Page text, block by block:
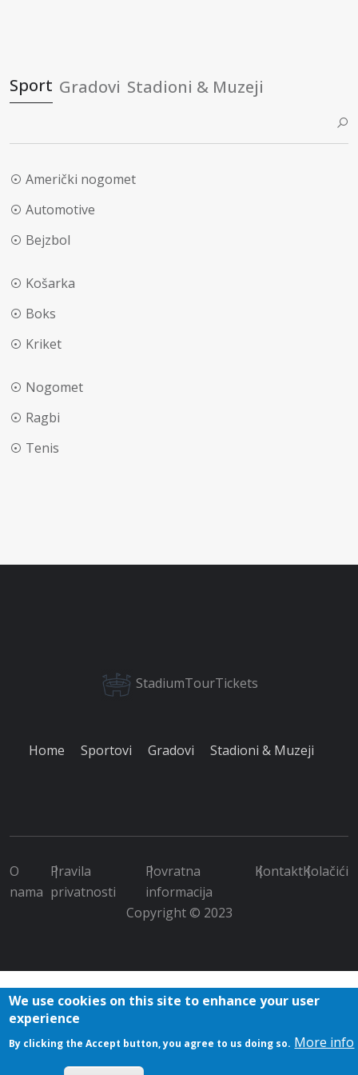
Sport Gradovi Stadioni & Muzeji
Američki nogomet
Automotive
Bejzbol
Košarka
Boks
Kriket
Nogomet
Ragbi
Tenis
StadiumTourTickets
Home Sportovi Gradovi Stadioni & Muzeji
O
nama
Pravila
privatnosti
Povratna
informacija
KontaktKolačići
Copyright © 2023
We use cookies on this site to enhance your user
experience
By clicking the Accept button, you agree to us doing so. More info